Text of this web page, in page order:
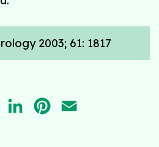
2003; 61: 1817
LINKEDINPINTEREST